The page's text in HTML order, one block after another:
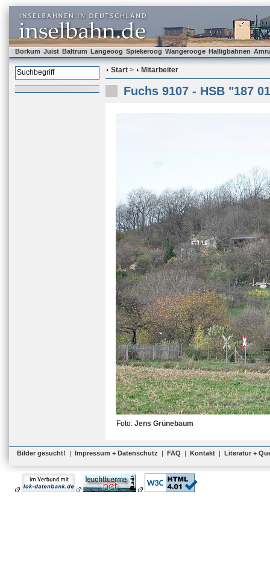
Borkum Juist Baltrum Langeoog Spiekeroog Wangerooge Halligbahnen
Start > Mitarbeiter
Fuchs 9107 - HSB "187
Foto: Jens Grünebaum
Bilder gesucht! | Impressum + Datenschutz | FAQ | Kontakt | Literatur +